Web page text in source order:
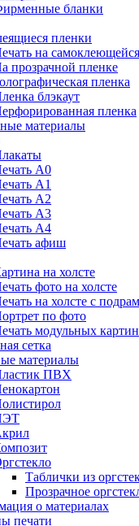
бланки
пленки
на
прозрачной пленке
пленка
блэкаут
пленка
материалы
А0
А1
А2
А3
А4
афиш
на холсте
фото на холсте
на холсте с
по фото
модульных картин
сетка
материалы
ПВХ
Таблички из
Прозрачное
о материалах
печати